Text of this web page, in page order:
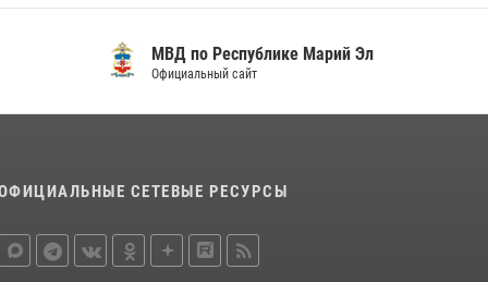
МВД по Республике Марий Эл
Официальный сайт
СЕТЕВЫЕ РЕСУРСЫ